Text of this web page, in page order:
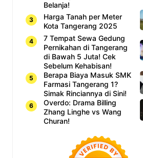
Belanja!
Harga Tanah per Meter
Kota Tangerang 2025
7 Tempat Sewa Gedung
Pernikahan di Tangerang
di Bawah 5 Juta! Cek
Sebelum Kehabisan!
Berapa Biaya Masuk SMK
Farmasi Tangerang 1?
Simak Rinciannya di Sini!
Overdo: Drama Billing
Zhang Linghe vs Wang
Churan!